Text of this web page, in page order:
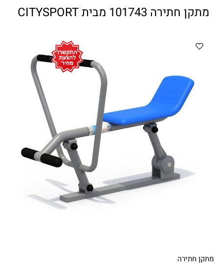
ווטצאפ(הודעות בלבד):
052-8059900
מענה טלפוני:
04-8411010
לחיצת כפתור
"צור קשר"באתר
דוא"ל:
citysport1@013.net
citysport2@013.net
מתקן חתירה 101743 מבית CITYSPORT
מתקן חתירה